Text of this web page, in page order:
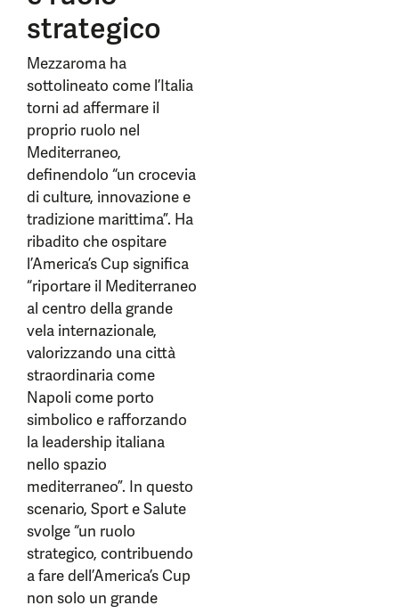
strategico
Mezzaroma ha
sottolineato come l’Italia
torni ad affermare il
proprio ruolo nel
Mediterraneo,
definendolo “un crocevia
di culture, innovazione e
tradizione marittima”. Ha
ribadito che ospitare
l’America’s Cup significa
“riportare il Mediterraneo
al centro della grande
vela internazionale,
valorizzando una città
straordinaria come
Napoli come porto
simbolico e rafforzando
la leadership italiana
nello spazio
mediterraneo”. In questo
scenario, Sport e Salute
svolge “un ruolo
strategico, contribuendo
a fare dell’America’s Cup
non solo un grande